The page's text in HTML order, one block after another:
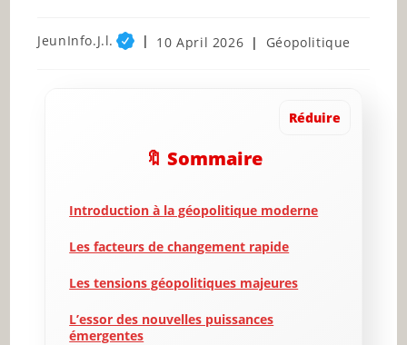
Post
JeunInfo.J.l.
Post
10 April 2026
Post
Géopolitique
Réduire
🔖 Sommaire
Introduction à la géopolitique moderne
Les facteurs de changement rapide
Les tensions géopolitiques majeures
L’essor des nouvelles puissances
émergentes